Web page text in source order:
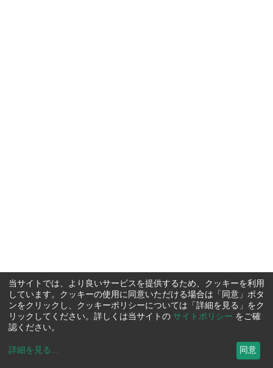
当サイトでは、より良いサービスを提供するため、クッキーを利用
しています。クッキーの使用に同意いただける場合は「同意」ボタ
ンをクリックし、クッキーポリシーについては「詳細を見る」をク
リックしてください。詳しくは当サイトの サイトポリシー をご確
認ください。
詳細を見る ... 同意